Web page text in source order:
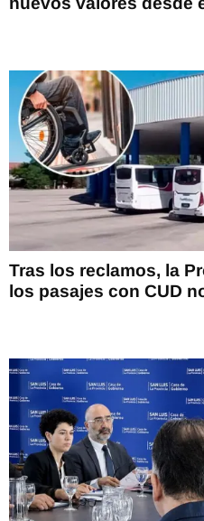
Tras los reclamos, la
los pasajes con CUD